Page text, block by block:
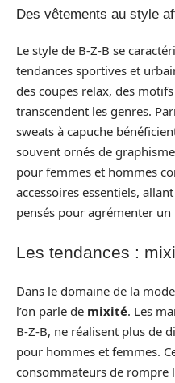
Des vêtements au style
Le style de B-Z-B se
tendances sportives et
des coupes relax, des
transcendent les genres.
sweats à capuche
souvent ornés de
pour femmes et hommes
accessoires essentiels,
pensés pour agrémenter
Les tendances :
Dans le domaine de la
l’on parle de mixité. Les
B-Z-B, ne réalisent plus de
pour hommes et femmes.
consommateurs de rompre